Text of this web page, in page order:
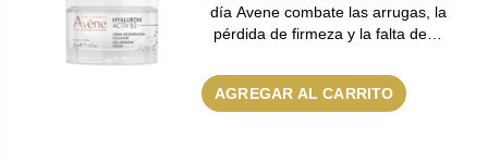
día Avene combate las arrugas, la
pérdida de firmeza y la falta de…
AGREGAR AL CARRITO